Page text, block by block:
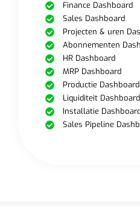
Finance Dashboard
Sales Dashboard
Projecten & uren
Abonnementen
HR Dashboard
MRP Dashboard
Productie Dashboard
Liquiditeit Dashboard
Installatie
Sales Pipeline